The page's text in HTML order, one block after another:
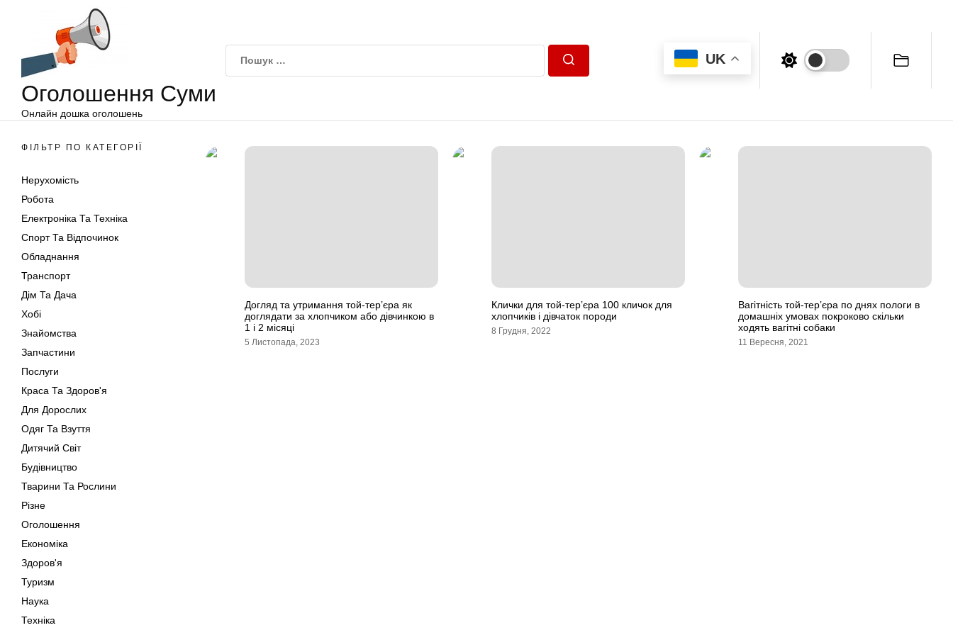
Оголошення Суми
Онлайн дошка оголошень
UK
ФІЛЬТР ПО КАТЕГОРІЇ
Нерухомість
Робота
Електроніка Та Техніка
Спорт Та Відпочинок
Обладнання
Транспорт
Дім Та Дача
Хобі
Знайомства
Запчастини
Послуги
Краса Та Здоров'я
Для Дорослих
Одяг Та Взуття
Дитячий Світ
Будівництво
Тварини Та Рослини
Різне
Оголошення
Економіка
Здоров'я
Туризм
Наука
Техніка
Догляд та утримання той-тер’єра як
доглядати за хлопчиком або дівчинкою в
1 і 2 місяці
5 Листопада, 2023
Клички для той-тер’єра 100 кличок для
хлопчиків і дівчаток породи
8 Грудня, 2022
Вагітність той-тер’єра по днях пологи в
домашніх умовах покроково скільки
ходять вагітні собаки
11 Вересня, 2021